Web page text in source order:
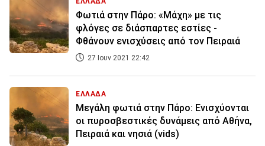
Φωτιά στην Πάρο: «Μάχη» με τις
φλόγες σε διάσπαρτες εστίες -
Φθάνουν ενισχύσεις από τον Πειραιά
27 Ιουν 2021 22:42
ΕΛΛΑΔΑ
Μεγάλη φωτιά στην Πάρο: Ενισχύονται
οι πυροσβεστικές δυνάμεις από Αθήνα,
Πειραιά και νησιά (vids)